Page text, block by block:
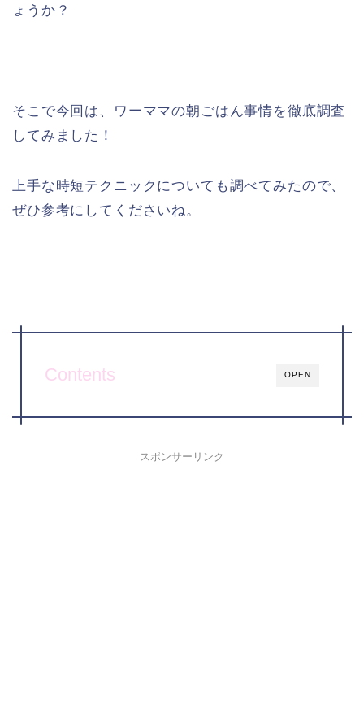
ょうか？
そこで今回は、ワーママの朝ごはん事情を徹底調査
してみました！
上手な時短テクニックについても調べてみたので、
ぜひ参考にしてくださいね。
OPEN
Contents
スポンサーリンク